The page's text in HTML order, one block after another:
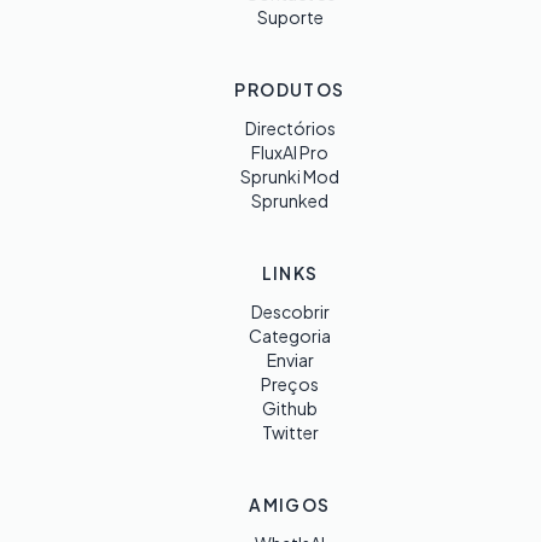
Suporte
PRODUTOS
Directórios
FluxAI Pro
Sprunki Mod
Sprunked
LINKS
Descobrir
Categoria
Enviar
Preços
Github
Twitter
AMIGOS